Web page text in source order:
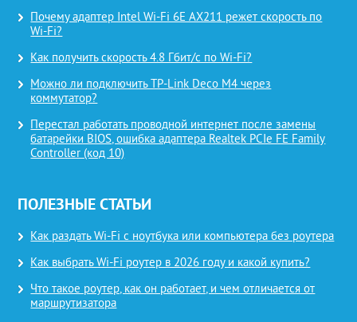
Почему адаптер Intel Wi-Fi 6E AX211 режет скорость по
Wi-Fi?
Как получить скорость 4.8 Гбит/с по Wi-Fi?
Можно ли подключить TP-Link Deco M4 через
коммутатор?
Перестал работать проводной интернет после замены
батарейки BIOS, ошибка адаптера Realtek PCIe FE Family
Controller (код 10)
ПОЛЕЗНЫЕ СТАТЬИ
Как раздать Wi-Fi с ноутбука или компьютера без роутера
Как выбрать Wi-Fi роутер в 2026 году и какой купить?
Что такое роутер, как он работает, и чем отличается от
маршрутизатора